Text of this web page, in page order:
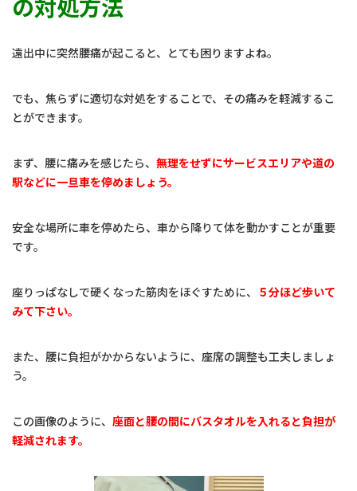
の対処方法
遠出中に突然腰痛が起こると、とても困りますよね。
でも、焦らずに適切な対処をすることで、その痛みを軽減するこ
とができます。
まず、腰に痛みを感じたら、 無理をせずにサービスエリアや道の
駅などに一旦車を停めましょう。
安全な場所に車を停めたら、車から降りて体を動かすことが重要
です。
座りっぱなしで硬くなった筋肉をほぐすために、 ５分ほど歩いて
みて下さい。
また、腰に負担がかからないように、座席の調整も工夫しましょ
う。
この画像のように、 座面と腰の間にバスタオルを入れると負担が
軽減されます。